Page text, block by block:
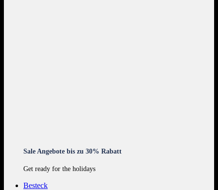
Sale Angebote bis zu 30% Rabatt
Get ready for the holidays
Besteck